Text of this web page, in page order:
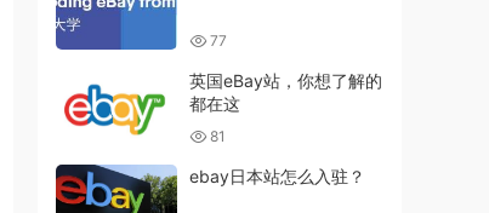
77
英国eBay站，你想了解的
都在这
81
ebay日本站怎么入驻？